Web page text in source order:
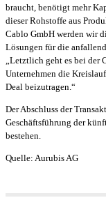
braucht, benötigt mehr
dieser Rohstoffe aus
Cablo GmbH werden wir
Lösungen für die
„Letztlich geht es bei
Unternehmen die
Deal beizutragen.“
Der Abschluss der
Geschäftsführung der
bestehen.
Quelle: Aurubis AG